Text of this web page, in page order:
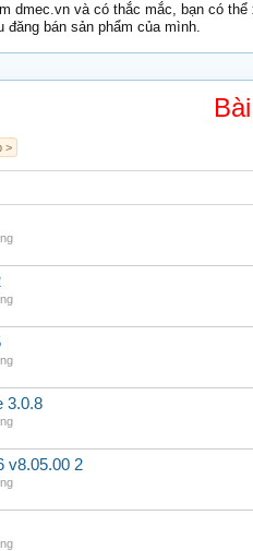
dmec.vn và có thắc mắc, bạn có
đăng bán sản phẩm của mình.
>
3.0.8
v8.05.00 2